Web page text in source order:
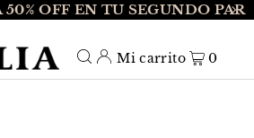
OFF EN TU SEGUNDO PAR
Mi carrito 0